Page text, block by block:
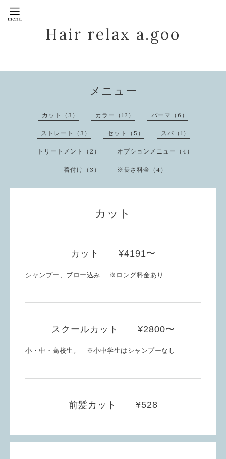
Hair relax a.goo
メニュー
カット（3） カラー（12） パーマ（6）
ストレート（3） セット（5） スパ（1）
トリートメント（2） オプションメニュー（4）
着付け（3） ※長さ料金（4）
カット
カット ¥4191〜
シャンプー、ブロー込み ※ロング料金あり
スクールカット ¥2800〜
小・中・高校生。 ※小中学生はシャンプーなし
前髪カット ¥528